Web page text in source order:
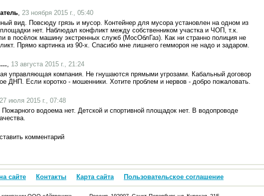
, 23 ноября 2015 г., 05:40
вид. Повсюду грязь и мусор. Контейнер для мусора установлен на одном из
нет. Наблюдал конфликт между собственником участка и ЧОП, т.к.
в посёлок машину экстренных служб (МосОблГаз). Как ни странно полиция не
Прямо картинка из 90-х. Спасибо мне лишнего геммороя не надо и задаром.
, 13 августа 2015 г., 21:24
управляющая компания. Не гнушаются прямыми угрозами. Кабальный договор
ДНП. Если коротко - мошенники. Хотите проблем и нервов - добро пожаловать.
27 июля 2015 г., 07:48
водоема нет. Детской и спортивной площадок нет. В водопроводе
комментарий
сайте Контакты Карта сайта Пользовательское соглашение